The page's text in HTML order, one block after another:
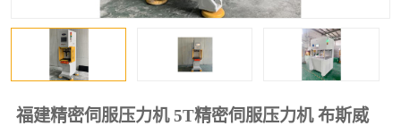
福建精密伺服压力机 5T精密伺服压力机 布斯威